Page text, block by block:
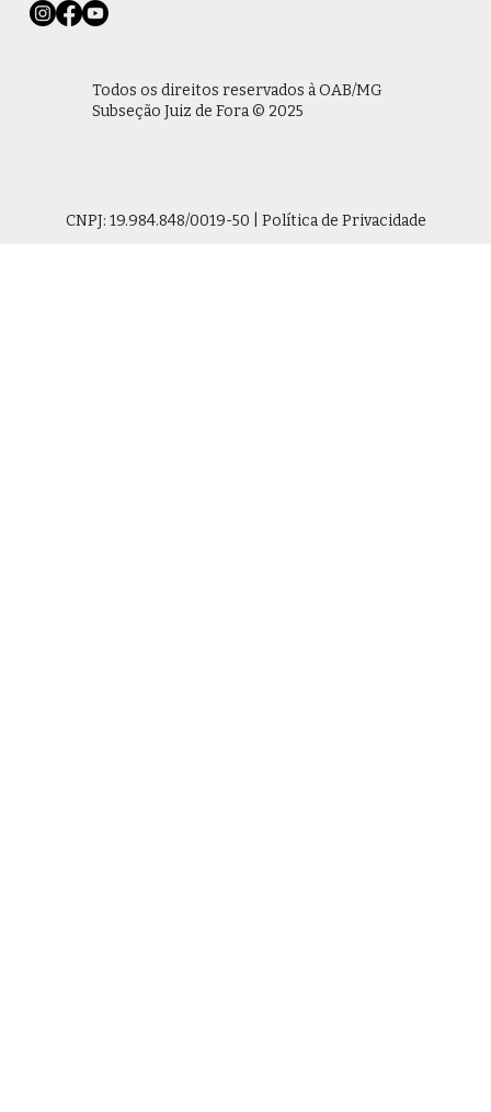
Todos os direitos reservados à OAB/MG
Subseção Juiz de Fora © 2025
CNPJ: 19.984.848/0019-50 | Política de Privacidade